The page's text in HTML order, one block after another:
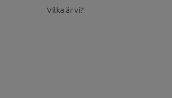
Vilka är vi?